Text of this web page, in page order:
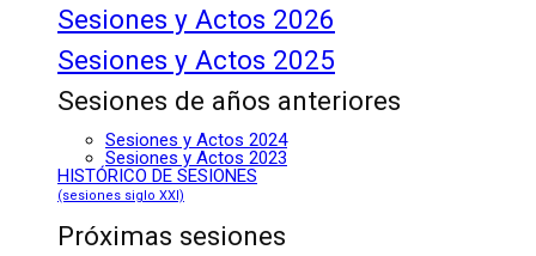
Sesiones y Actos 2026
Sesiones y Actos 2025
Sesiones de años anteriores
Sesiones y Actos 2024
Sesiones y Actos 2023
HISTÓRICO DE SESIONES
(sesiones siglo XXI)
Próximas sesiones